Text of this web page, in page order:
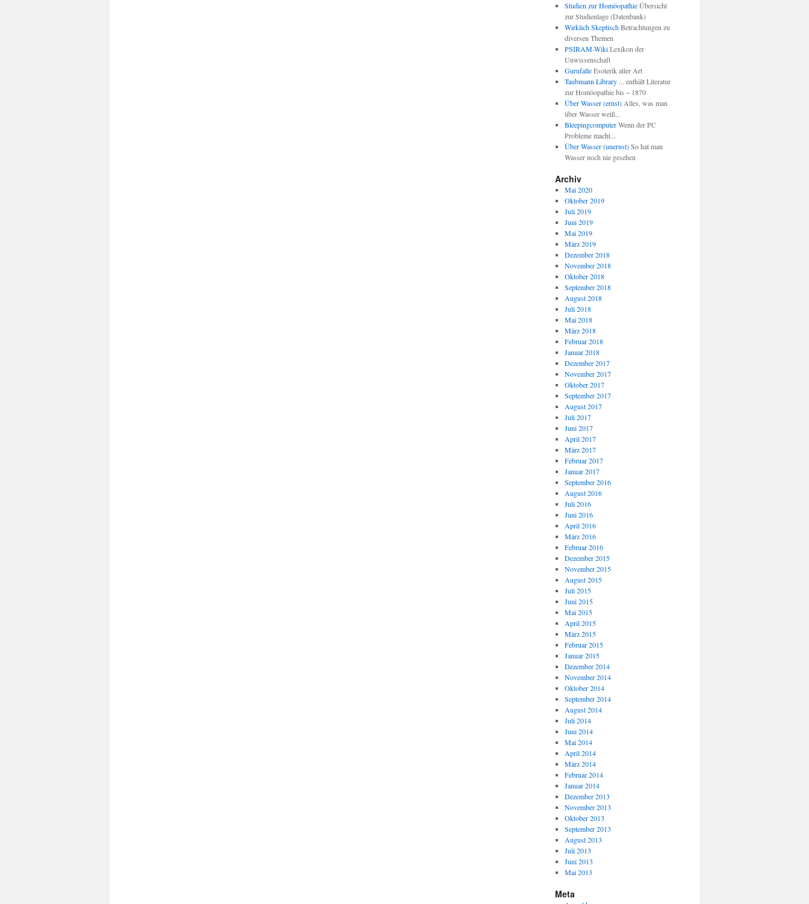
Studien zur Homöopathie Übersicht
zur Studienlage (Datenbank)
Wirklich Skeptisch Betrachtungen zu
diversen Themen
PSIRAM-Wiki Lexikon der
Unwissenschaft
Gurufalle Esoterik aller Art
Taubmann Library ... enthält Literatur
zur Homöopathie bis ~ 1870
Über Wasser (ernst) Alles, was man
über Wasser weiß...
Bleepingcomputer Wenn der PC
Probleme macht...
Über Wasser (unernst) So hat man
Wasser noch nie gesehen
Archiv
Mai 2020
Oktober 2019
Juli 2019
Juni 2019
Mai 2019
März 2019
Dezember 2018
November 2018
Oktober 2018
September 2018
August 2018
Juli 2018
Mai 2018
März 2018
Februar 2018
Januar 2018
Dezember 2017
November 2017
Oktober 2017
September 2017
August 2017
Juli 2017
Juni 2017
April 2017
März 2017
Februar 2017
Januar 2017
September 2016
August 2016
Juli 2016
Juni 2016
April 2016
März 2016
Februar 2016
Dezember 2015
November 2015
August 2015
Juli 2015
Juni 2015
Mai 2015
April 2015
März 2015
Februar 2015
Januar 2015
Dezember 2014
November 2014
Oktober 2014
September 2014
August 2014
Juli 2014
Juni 2014
Mai 2014
April 2014
März 2014
Februar 2014
Januar 2014
Dezember 2013
November 2013
Oktober 2013
September 2013
August 2013
Juli 2013
Juni 2013
Mai 2013
Meta